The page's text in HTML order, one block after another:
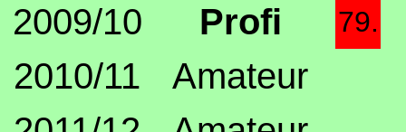
2009/10 Profi 79.
2010/11
Amateur